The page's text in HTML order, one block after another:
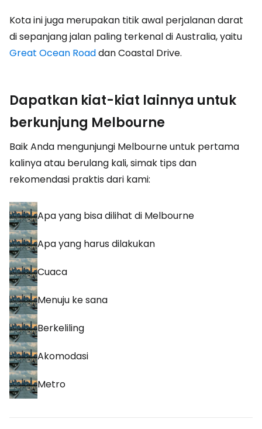
Kota ini juga merupakan titik awal perjalanan darat
di sepanjang jalan paling terkenal di Australia, yaitu
Great Ocean Roaddan Coastal Drive.
Dapatkan kiat-kiat lainnya untuk
berkunjung Melbourne
Baik Anda mengunjungi Melbourne untuk pertama
kalinya atau berulang kali, simak tips dan
rekomendasi praktis dari kami:
Apa yang bisa dilihat di Melbourne
Apa yang harus dilakukan
Cuaca
Menuju ke sana
Berkeliling
Akomodasi
Metro